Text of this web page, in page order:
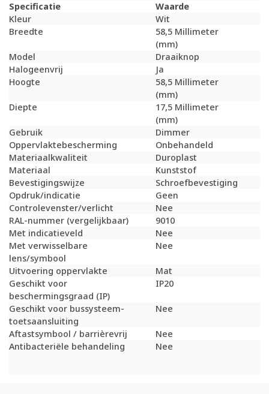
Specificatie
Waarde
Kleur
Wit
Breedte
58,5 Millimeter
(mm)
Model
Draaiknop
Halogeenvrij
Ja
Hoogte
58,5 Millimeter
(mm)
Diepte
17,5 Millimeter
(mm)
Gebruik
Dimmer
Oppervlaktebescherming
Onbehandeld
Materiaalkwaliteit
Duroplast
Materiaal
Kunststof
Bevestigingswijze
Schroefbevestiging
Opdruk/indicatie
Geen
Controlevenster/verlicht
Nee
RAL-nummer (vergelijkbaar)
9010
Met indicatieveld
Nee
Met verwisselbare
lens/symbool
Nee
Uitvoering oppervlakte
Mat
Geschikt voor
beschermingsgraad (IP)
IP20
Geschikt voor bussysteem-
toetsaansluiting
Nee
Aftastsymbool / barrièrevrij
Nee
Antibacteriële behandeling
Nee